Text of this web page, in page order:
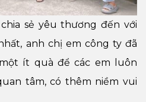
sẻ yêu thương đến với
anh chị em công ty đã
ít quà để các em luôn
tâm, có thêm niềm vui